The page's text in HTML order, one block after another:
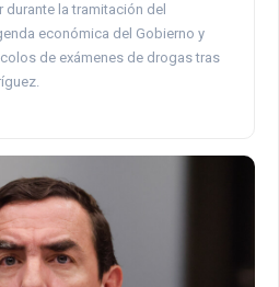
la tramitación del
económica del Gobierno y
de exámenes de drogas tras